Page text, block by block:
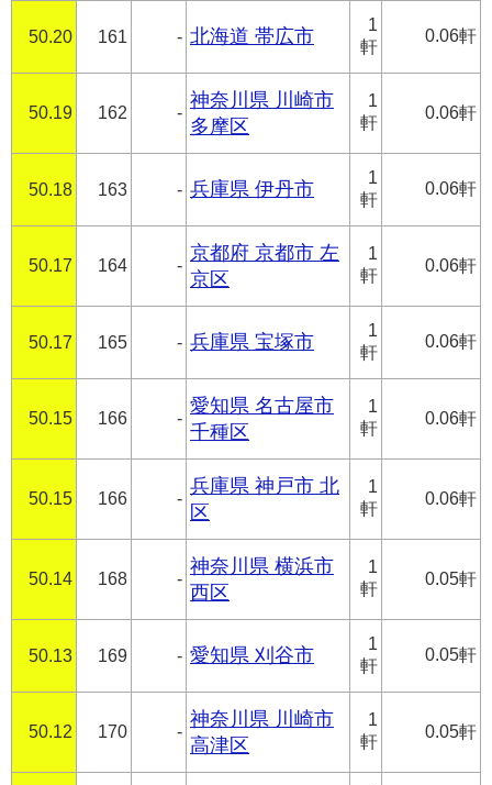
50.20 161 - 北海道 帯広市
1
軒
0.06軒
50.19 162 -
神奈川県 川崎市
多摩区
1
軒
0.06軒
50.18 163 - 兵庫県 伊丹市
1
軒
0.06軒
50.17 164 -
京都府 京都市 左
京区
1
軒
0.06軒
50.17 165 - 兵庫県 宝塚市
1
軒
0.06軒
50.15 166 -
愛知県 名古屋市
千種区
1
軒
0.06軒
50.15 166 -
兵庫県 神戸市 北
区
1
軒
0.06軒
50.14 168 -
神奈川県 横浜市
西区
1
軒
0.05軒
50.13 169 - 愛知県 刈谷市
1
軒
0.05軒
50.12 170 -
神奈川県 川崎市
高津区
1
軒
0.05軒